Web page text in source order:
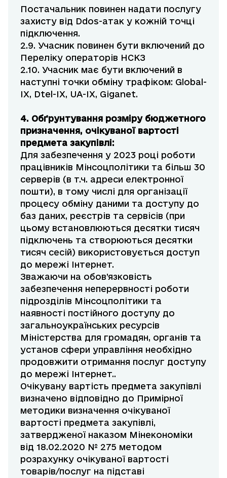
Постачальник повинен надати послугу
захисту від Ddos-атак у кожній точці
підключення.
2.9. Учасник повинен бути включений до
Переліку операторів НСКЗ
2.10. Учасник має бути включений в
наступні точки обміну трафіком: Global-
IX, Dtel-IX, UA-IX, Giganet.
4. Обґрунтування розміру бюджетного
призначення, очікуваної вартості
предмета закупівлі:
Для забезпечення у 2023 році роботи
працівників Мінсоцполітики та більш 30
серверів (в т.ч. адреси електронної
пошти), в тому числі для організації
процесу обміну даними та доступу до
баз даних, реєстрів та сервісів (при
цьому встановлюються десятки тисяч
підключень та створюються десятки
тисяч сесій) використовується доступ
до мережі Інтернет.
Зважаючи на обов’язковість
забезпечення неперервності роботи
підрозділів Мінсоцполітики та
наявності постійного доступу до
загальноукраїнських ресурсів
Міністерства для громадян, органів та
установ сфери управління необхідно
продовжити отримання послуг доступу
до мережі Інтернет..
Очікувану вартість предмета закупівлі
визначено відповідно до Примірної
методики визначення очікуваної
вартості предмета закупівлі,
затвердженої наказом Мінекономіки
від 18.02.2020 № 275 методом
розрахунку очікуваної вартості
товарів/послуг на підставі